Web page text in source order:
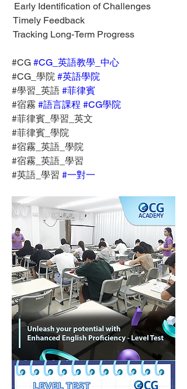
Early Identification of Challenges
Timely Feedback
Tracking Long-Term Progress
#CG #CG_英語教學_中心
#CG_學院 #英語學院
#學習_英語 #菲律賓
#宿霧 #語言課程 #CG學院
#菲律賓_學習_英文
#菲律賓_學院
#宿霧_英語_學院
#宿霧_英語_學習
#英語_學習 #一對一